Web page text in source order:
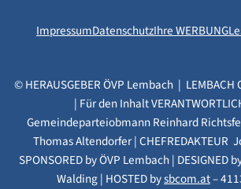
ImpressumDatenschutzIhre WERBUNG
© HERAUSGEBER ÖVP Lembach | LEMBACH
| Für den Inhalt
Gemeindeparteiobmann Reinhard
Thomas Altendorfer | CHEFREDAKTEUR
SPONSORED by ÖVP Lembach | DESIGNED
Walding | HOSTED bysbcom.at–